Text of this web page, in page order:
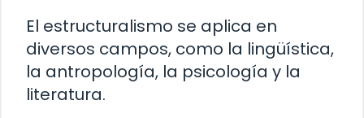
El estructuralismo se aplica en
diversos campos, como la lingüística,
la antropología, la psicología y la
literatura.